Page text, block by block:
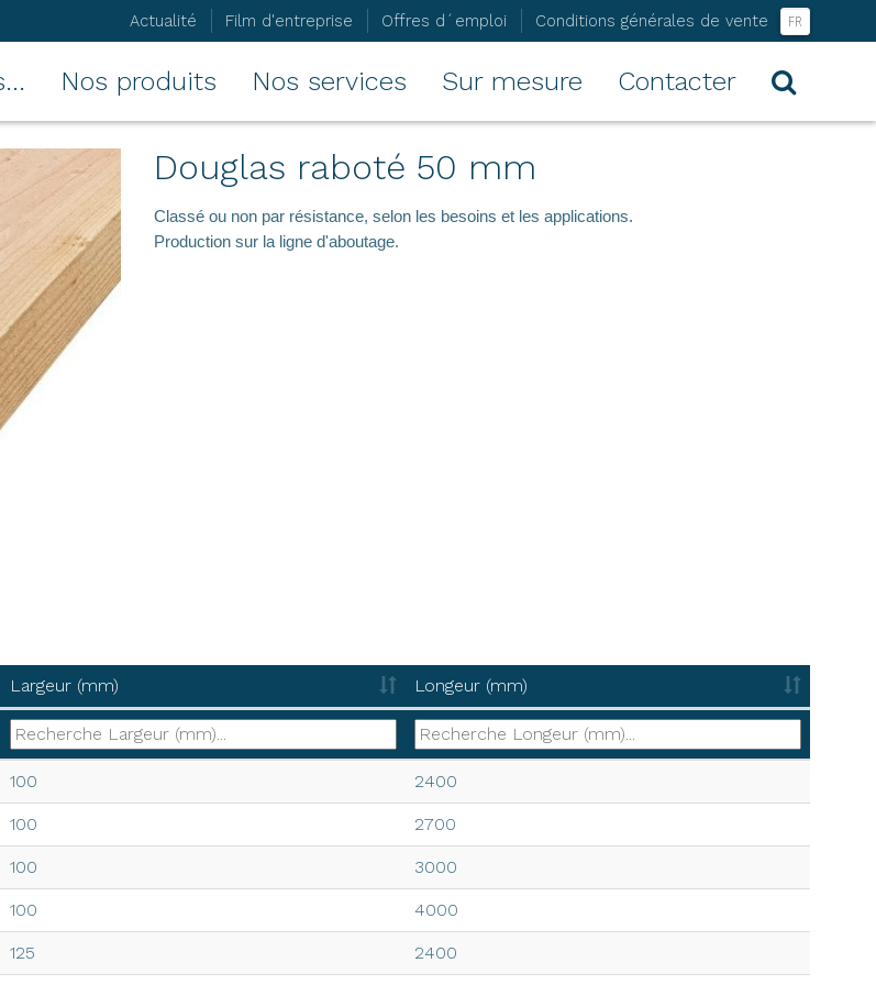
FR
EN
Actualité Film d'entreprise Offres d´emploi Conditions générales de vente
Nos produits Nos services Sur mesure Contacter
Douglas raboté 50 mm
Classé ou non par résistance, selon les besoins et les applications.
Production sur la ligne d'aboutage.
Largeur (mm) Longeur (mm)
Largeur (mm) Longeur (mm)
100 2400
100 2700
100 3000
100 4000
125 2400